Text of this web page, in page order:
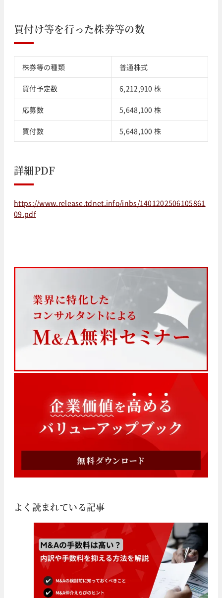
買付け等を行った株券等の数
株券等の種類 普通株式
買付予定数 6,212,910 株
応募数 5,648,100 株
買付数 5,648,100 株
詳細PDF
https://www.release.tdnet.info/inbs/1401202506105861
09.pdf
よく読まれている記事